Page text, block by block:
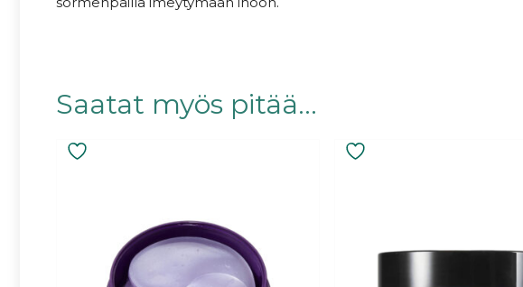
Saatat myös pitää...